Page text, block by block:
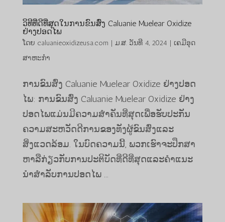
ວິທີທີ່ດີທີ່ສຸດໃນການຂົນສົ່ງ Caluanie Muelear Oxidize
ຢ່າງປອດໄພ
ໂດຍ caluanieoxidizeusa.com | ມ.ສ. ວັນທີ 4, 2024 | ເຄມີອຸດ
ສາຫະກໍາ
ການຂົນສົ່ງ Caluanie Muelear Oxidize ຢ່າງປອດ
ໄພ: ການຂົນສົ່ງ Caluanie Muelear Oxidize ຢ່າງ
ປອດໄພແມ່ນມີຄວາມສໍາຄັນທີ່ສຸດເພື່ອຮັບປະກັນ
ຄວາມສະຫວັດດີການຂອງທັງຜູ້ຂົນສົ່ງແລະ
ສິ່ງແວດລ້ອມ. ໃນບົດຄວາມນີ້, ພວກເຮົາຈະປຶກສາ
ຫາລືກ່ຽວກັບການປະຕິບັດທີ່ດີທີ່ສຸດແລະຄໍາແນະ
ນໍາສໍາລັບການປອດໄພ ...